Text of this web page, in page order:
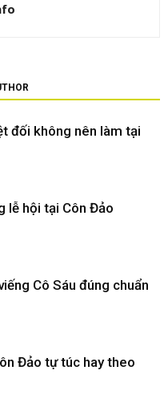
đối không nên làm tại
lễ hội tại Côn Đảo
Cô Sáu đúng chuẩn
Đảo tự túc hay theo